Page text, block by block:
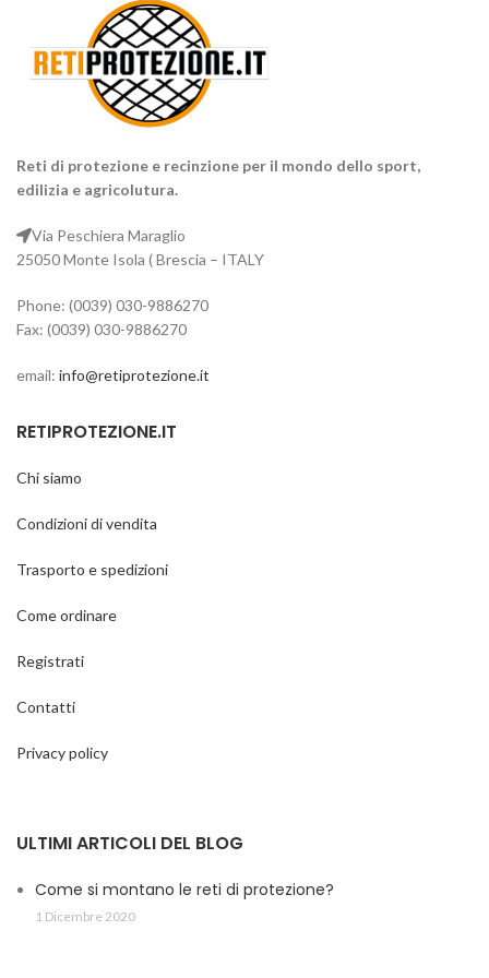
ostentazione, fa al caso Tuo.
Materiale: cotone naturale;
Manici: uno in rete;
Uso: a tracolla;
Dimensione: 80 X 35 cm
Reti di protezione e recinzione per il mondo dello sport,
edilizia e agricolutura.
Via Peschiera Maraglio
25050 Monte Isola ( Brescia – ITALY
Phone: (0039) 030-9886270
Fax: (0039) 030-9886270
email: info@retiprotezione.it
RETIPROTEZIONE.IT
Chi siamo
Condizioni di vendita
Trasporto e spedizioni
Come ordinare
Registrati
Contatti
Privacy policy
ULTIMI ARTICOLI DEL BLOG
Come si montano le reti di protezione?
1 Dicembre 2020